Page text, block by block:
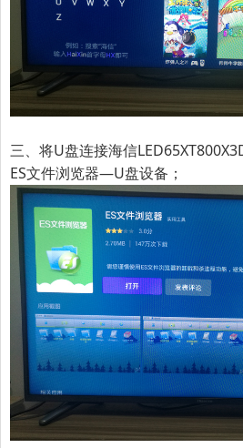
三、将U盘连接海信
ES文件浏览器—U盘设备；